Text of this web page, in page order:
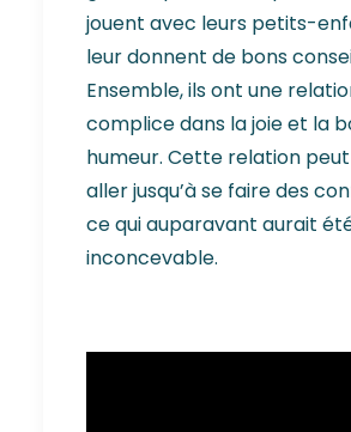
jouent avec leurs petits-
leur donnent de bons
Ensemble, ils ont une
complice dans la joie et la
humeur. Cette relation
aller jusqu’à se faire des
ce qui auparavant aurait
inconcevable.